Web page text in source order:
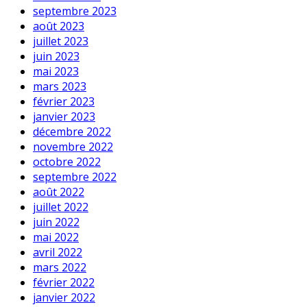
septembre 2023
août 2023
juillet 2023
juin 2023
mai 2023
mars 2023
février 2023
janvier 2023
décembre 2022
novembre 2022
octobre 2022
septembre 2022
août 2022
juillet 2022
juin 2022
mai 2022
avril 2022
mars 2022
février 2022
janvier 2022